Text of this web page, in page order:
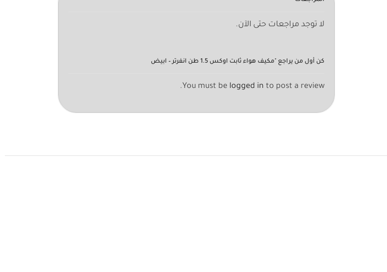
لا توجد مراجعات حتى الآن.
كن أول من يراجع "مكيف هواء ثابت اوكس 1.5 طن انفرتر – ابيض
You must be logged in to post a review.